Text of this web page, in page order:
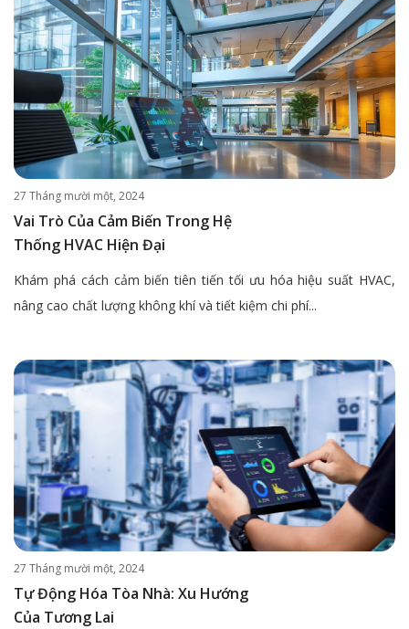
27 Tháng mười một, 2024
Vai Trò Của Cảm Biến Trong Hệ
Thống HVAC Hiện Đại
Khám phá cách cảm biến tiên tiến tối ưu hóa hiệu suất HVAC,
nâng cao chất lượng không khí và tiết kiệm chi phí...
27 Tháng mười một, 2024
Tự Động Hóa Tòa Nhà: Xu Hướng
Của Tương Lai